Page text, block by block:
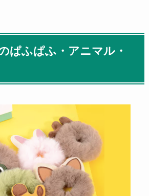
ぱふぱふ・アニマル・